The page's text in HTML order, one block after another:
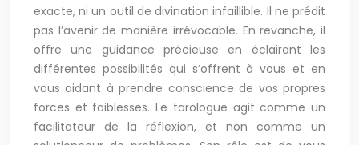
exacte, ni un outil de divination infaillible. Il ne prédit
pas l’avenir de manière irrévocable. En revanche, il
offre une guidance précieuse en éclairant les
différentes possibilités qui s’offrent à vous et en
vous aidant à prendre conscience de vos propres
forces et faiblesses. Le tarologue agit comme un
facilitateur de la réflexion, et non comme un